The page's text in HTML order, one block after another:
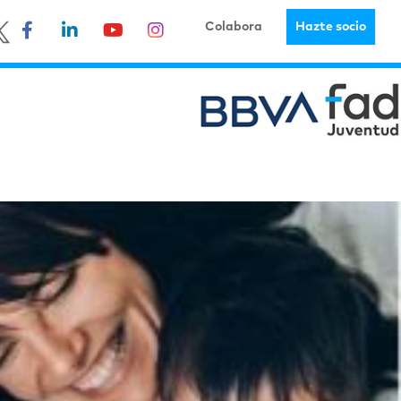
Colabora Hazte socio